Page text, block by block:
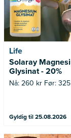
Life
Solaray
Glysinat - 20%
Nå: 260 kr Før:
Gyldig til 25.08.2026